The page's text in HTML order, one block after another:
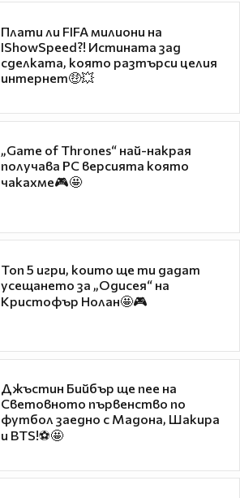
Плати ли FIFA милиони на
IShowSpeed?! Истината зад
сделката, която разтърси целия
интернет🤑💥
„Game of Thrones“ най-накрая
получава PC версията която
чакахме🎮🤩
Топ 5 игри, които ще ти дадат
усещането за „Одисея“ на
Кристофър Нолан🤩🎮
Джъстин Бийбър ще пее на
Световното първенство по
футбол заедно с Мадона, Шакира
и BTS!⚽🤩